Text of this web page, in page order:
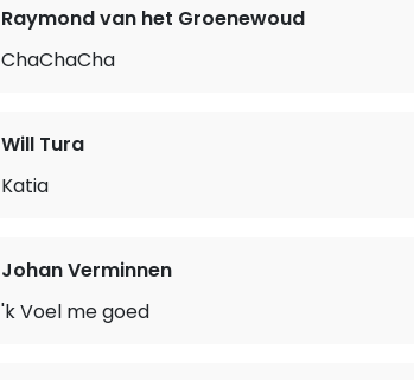
Raymond van het Groenewoud
ChaChaCha
Will Tura
Katia
Johan Verminnen
'k Voel me goed